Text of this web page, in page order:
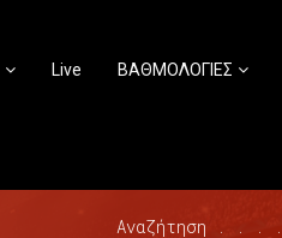
Live ΒΑΘΜΟΛΟΓΙΕΣ